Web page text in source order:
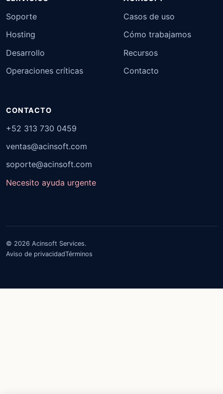
Soporte
Hosting
Desarrollo
Operaciones críticas
Casos de uso
Cómo trabajamos
Recursos
Contacto
CONTACTO
+52 313 730 0459
ventas@acinsoft.com
soporte@acinsoft.com
Necesito ayuda urgente
© 2026 Acinsoft Services.
Aviso de privacidadTérminos